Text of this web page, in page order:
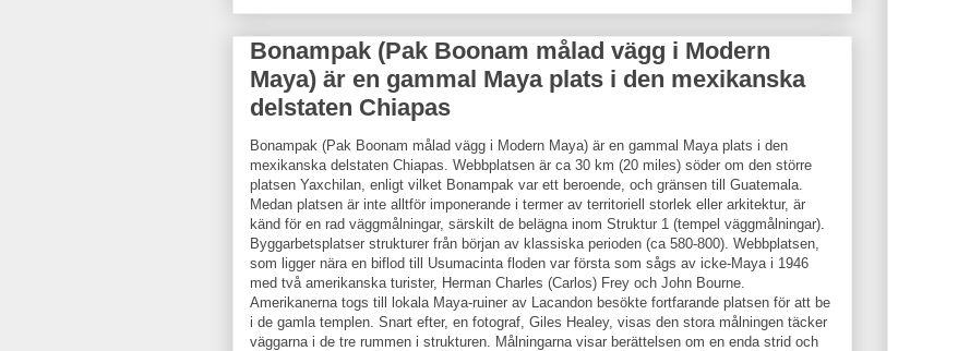
Bonampak (Pak Boonam målad vägg i Modern
Maya) är en gammal Maya plats i den mexikanska
delstaten Chiapas
Bonampak (Pak Boonam målad vägg i Modern Maya) är en gammal Maya plats i den
mexikanska delstaten Chiapas. Webbplatsen är ca 30 km (20 miles) söder om den större
platsen Yaxchilan, enligt vilket Bonampak var ett beroende, och gränsen till Guatemala.
Medan platsen är inte alltför imponerande i termer av territoriell storlek eller arkitektur, är
känd för en rad väggmålningar, särskilt de belägna inom Struktur 1 (tempel väggmålningar).
Byggarbetsplatser strukturer från början av klassiska perioden (ca 580-800). Webbplatsen,
som ligger nära en biflod till Usumacinta floden var första som sågs av icke-Maya i 1946
med två amerikanska turister, Herman Charles (Carlos) Frey och John Bourne.
Amerikanerna togs till lokala Maya-ruiner av Lacandon besökte fortfarande platsen för att be
i de gamla templen. Snart efter, en fotograf, Giles Healey, visas den stora målningen täcker
väggarna i de tre rummen i strukturen. Målningarna visar berättelsen om en enda strid och